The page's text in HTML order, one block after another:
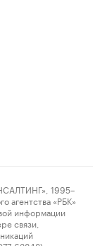
1995–
агентства «РБК»
информации
связи,